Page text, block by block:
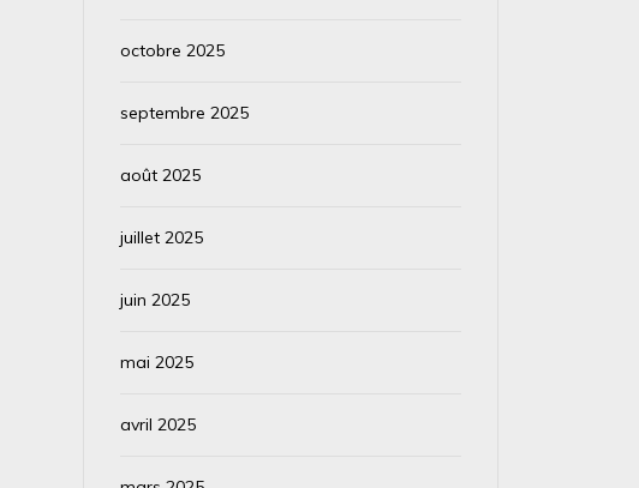
octobre 2025
septembre 2025
août 2025
juillet 2025
juin 2025
mai 2025
avril 2025